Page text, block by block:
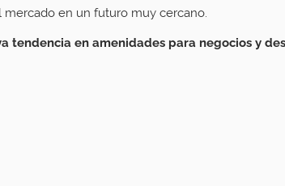
en un futuro muy cercano.
tendencia en amenidades para negocios y